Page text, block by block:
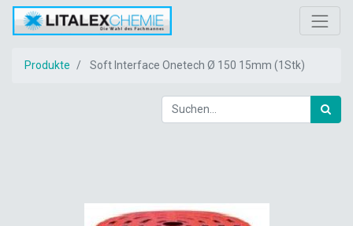
Produkte Soft Interface Onetech Ø 150 15mm (1Stk)